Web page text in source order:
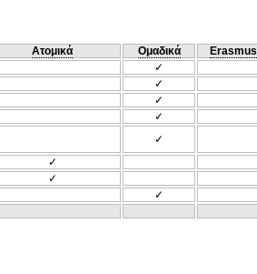
Ατομικά Ομαδικά
Erasmus
✓
✓
✓
✓
✓
✓
✓
✓